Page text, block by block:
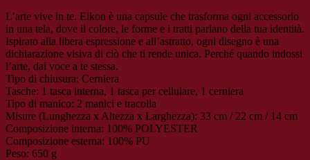
quantità
L’arte vive in te. Eikon è una capsule che trasforma ogni accessorio
in una tela, dove il colore, le forme e i tratti parlano della tua identità.
Ispirato alla libera espressione e all’astratto, ogni disegno è una
dichiarazione visiva di ciò che ti rende unica. Perché quando indossi
l’arte, dai voce a te stessa.
Tipo di chiusura: Cerniera
Tasche: 1 tasca interna, 1 tasca per cellulare, 1 cerniera
Tipo di manico: 2 manici e tracolla
Misure (Lunghezza x Altezza x Larghezza): 33 cm / 22 cm / 14 cm
Composizione interna: 100% POLYESTER
Composizione esterna: 100% PU
Peso: 650 g